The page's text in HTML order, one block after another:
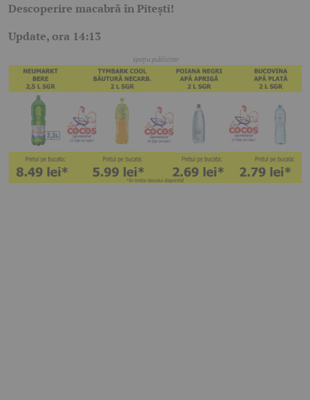
Descoperire macabră în Pitești!
Update, ora 14:13